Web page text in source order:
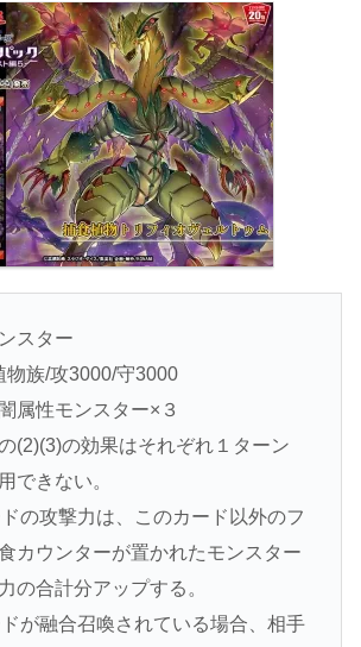
スター
物族/攻3000/守3000
属性モンスター×３
(2)(3)の効果はそれぞれ１ターン
できない。
の攻撃力は、このカード以外のフ
カウンターが置かれたモンスター
の合計分アップする。
が融合召喚されている場合、相手